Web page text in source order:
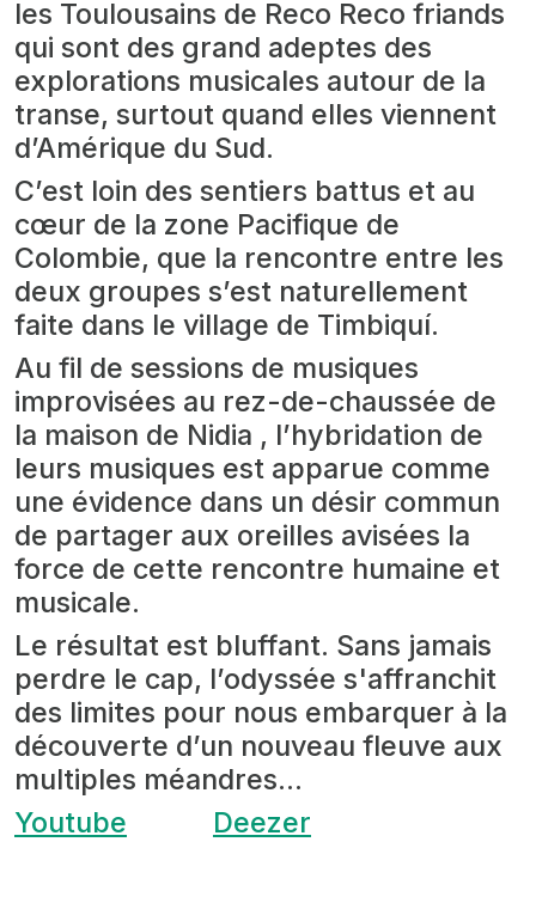
les Toulousains de Reco Reco friands
qui sont des grand adeptes des
explorations musicales autour de la
transe, surtout quand elles viennent
d’Amérique du Sud.
C’est loin des sentiers battus et au
cœur de la zone Pacifique de
Colombie, que la rencontre entre les
deux groupes s’est naturellement
faite dans le village de Timbiquí.
Au fil de sessions de musiques
improvisées au rez-de-chaussée de
la maison de Nidia , l’hybridation de
leurs musiques est apparue comme
une évidence dans un désir commun
de partager aux oreilles avisées la
force de cette rencontre humaine et
musicale.
Le résultat est bluffant. Sans jamais
perdre le cap, l’odyssée s'affranchit
des limites pour nous embarquer à la
découverte d’un nouveau fleuve aux
multiples méandres...
Youtube
Deezer